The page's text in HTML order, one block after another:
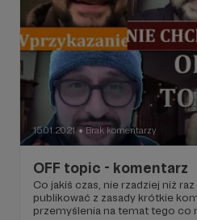
15.01.2021 ● Brak komentarzy
OFF topic - komentarz
Co jakiś czas, nie rzadziej niż
publikować z zasady krótkie
przemyślenia na temat tego co